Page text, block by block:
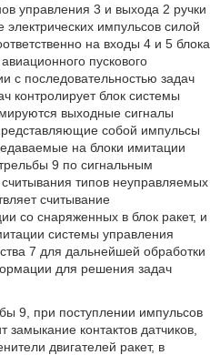
управления 3 и выхода 2 ручки
импульсов силой
на входы 4 и 5 блока
пускового
с последовательностью задач
контролирует блок системы
выходные сигналы
собой импульсы
на блоки имитации
9 по сигнальным
типов неуправляемых
считывание
со снаряженных в блок ракет, и
системы управления
7 для дальнейшей обработки
для решения задач
9, при поступлении импульсов
замыкание контактов датчиков,
двигателей ракет, в